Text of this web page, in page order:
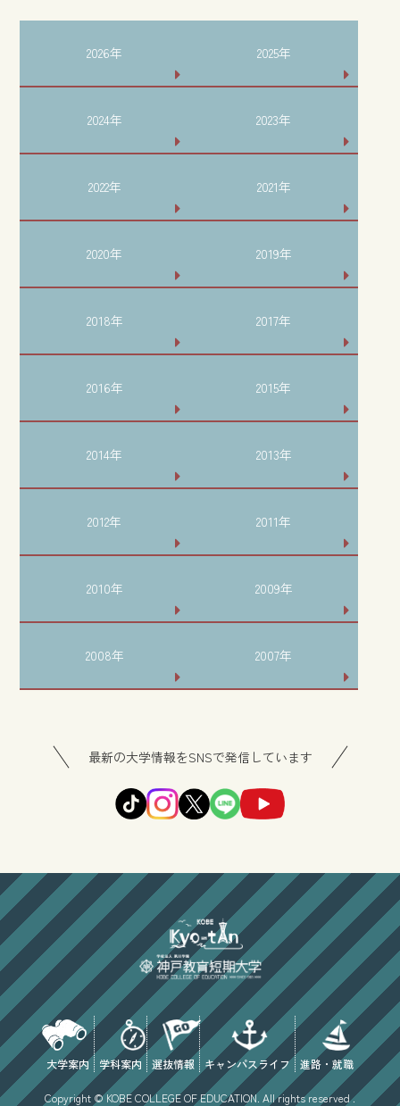
2026年 2025年
2024年 2023年
2022年 2021年
2020年 2019年
2018年 2017年
2016年 2015年
2014年 2013年
2012年 2011年
2010年 2009年
2008年 2007年
最新の大学情報をSNSで発信しています
大学案内 学科案内 選抜情報 キャンパスライフ 進路・就職
Copyright © KOBE COLLEGE OF EDUCATION. All rights reserved .